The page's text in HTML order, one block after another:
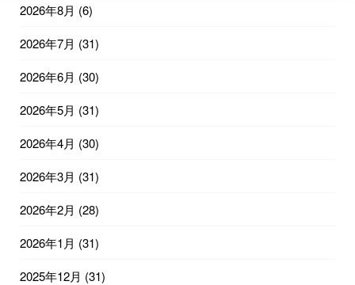
2026年8月 (6)
2026年7月 (31)
2026年6月 (30)
2026年5月 (31)
2026年4月 (30)
2026年3月 (31)
2026年2月 (28)
2026年1月 (31)
2025年12月 (31)